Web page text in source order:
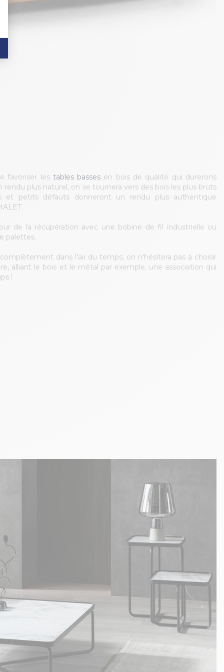
favoriser les tables basses en bois de qualité qui durerons
rendu plus naturel, on se tournera vers des bois les plus bruts
et petits défauts donneront un rendu plus authentique
de la récupération avec une bobine de fil industrielle ou
palettes.
dans l'air du temps, on n'hésitera pas à choisir
alliant le bois et le métal par exemple, une association qui
!